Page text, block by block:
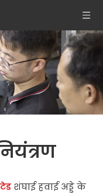
शंघाई हवाई अड्डे के